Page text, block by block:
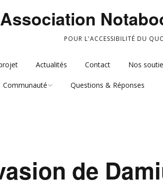
Association
POUR L'ACCESSIBILITÉ DU
Actualités Contact Nos
Communauté Questions & Réponses
de